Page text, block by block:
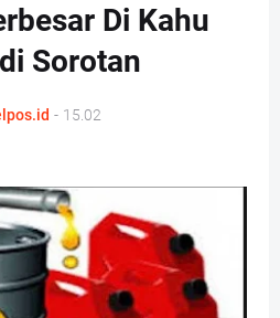
Di Kahu
Sorotan
- 15.02